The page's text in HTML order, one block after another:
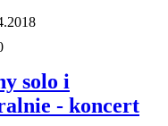
solo i
- koncert